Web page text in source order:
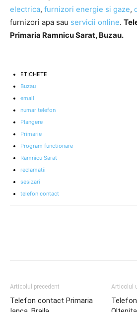
electrica, furnizori energie si gaze,
furnizori apa sau servicii online.
Primaria Ramnicu Sarat, Buzau.
ETICHETE
Buzau
email
numar telefon
Plangere
Primarie
Program functionare
Ramnicu Sarat
reclamatii
sesizari
telefon contact
Articolul precedent
Telefon contact Primaria
Articolul